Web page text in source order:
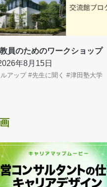
員のためのワークショップ
年8月15日
アップ 先生に聞く 津田塾大学